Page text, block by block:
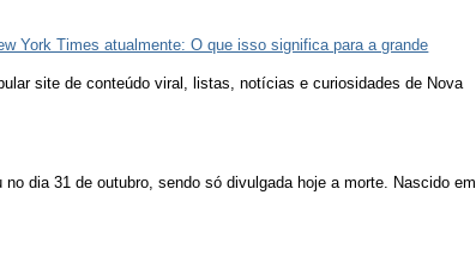
York Times atualmente: O que isso significa para a grande
site de conteúdo viral, listas, notícias e curiosidades de Nova
dia 31 de outubro, sendo só divulgada hoje a morte. Nascido em